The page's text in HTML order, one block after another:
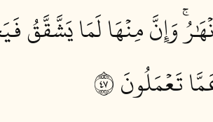
وَإِنَّ مِنۡهَا لَمَا يَشَّقَّقُ
تَعۡمَلُونَ ٧٤